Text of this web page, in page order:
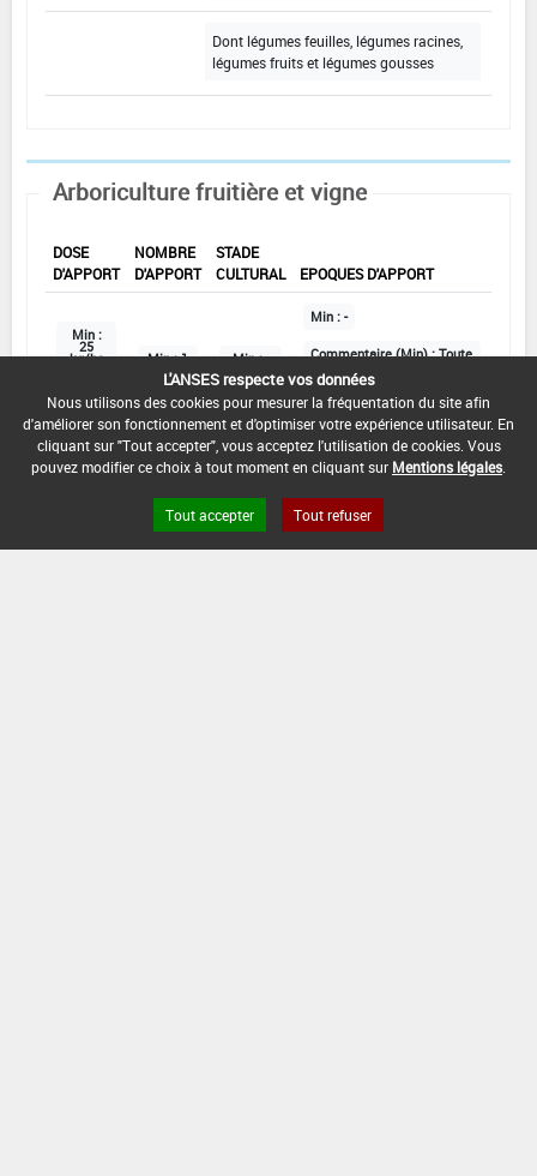
Dont légumes feuilles, légumes racines,
légumes fruits et légumes gousses
Arboriculture fruitière et vigne
DOSE
D'APPORT
NOMBRE
D'APPORT
STADE
CULTURAL
EPOQUES D'APPORT
Min :
25
kg/ha
Max :
70
kg/ha
Min :1
Max :2
Min :-
Max :-
Min : -
Commentaire (Min) :Toute
croissance en fonction des
prévisions (BBCH 60 à 90
selon les cultures)
Max :-
DATE D'AUTORISATION DE L'USAGE :
L'ANSES respecte vos données
Nous utilisons des cookies pour mesurer la fréquentation du site afin
d'améliorer son fonctionnement et d'optimiser votre expérience utilisateur. En
cliquant sur "Tout accepter", vous acceptez l'utilisation de cookies. Vous
pouvez modifier ce choix à tout moment en cliquant sur Mentions légales
Tout accepter Tout refuser